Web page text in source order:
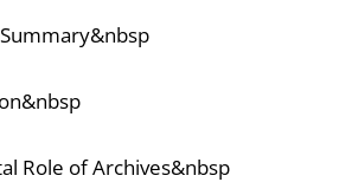
Role of Archives&nbsp